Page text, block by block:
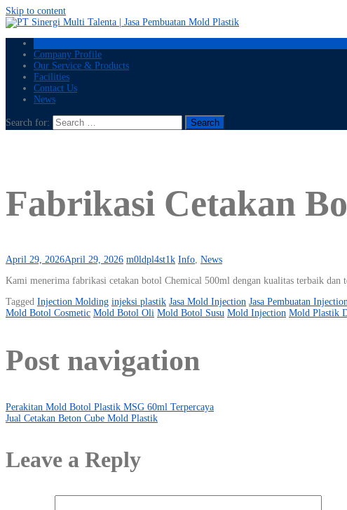
Skip to content
Company Profile
Our Service & Products
Facilities
Contact Us
News
Search for:
Fabrikasi Cetakan
April 29, 2026April 29, 2026 m0ldpl4st1k Info, News
Kami menerima fabrikasi cetakan botol Chemical 500ml dengan kualitas terbaik dan
Tagged Injection Molding injeksi plastik Jasa Mold Injection Jasa Pembuatan
Mold Botol Cosmetic Mold Botol Oli Mold Botol Susu Mold Injection Mold Plastik
Post navigation
Perakitan Mold Botol Plastik MSG 60ml Terpercaya
Jual Cetakan Beton Cube Mold Plastik
Leave a Reply